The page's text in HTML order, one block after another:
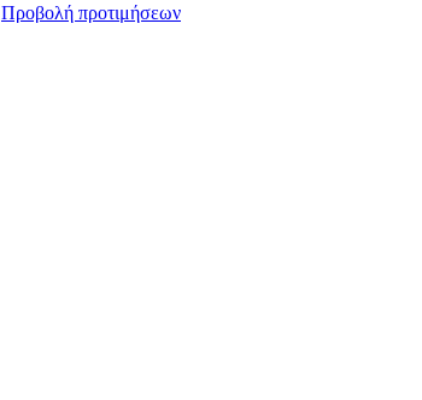
Προβολή προτιμήσεων